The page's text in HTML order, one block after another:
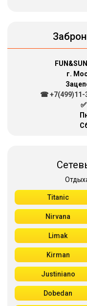
г.
☎ +7(499)11-
Titanic
Nirvana
Limak
Kirman
Justiniano
Dobedan